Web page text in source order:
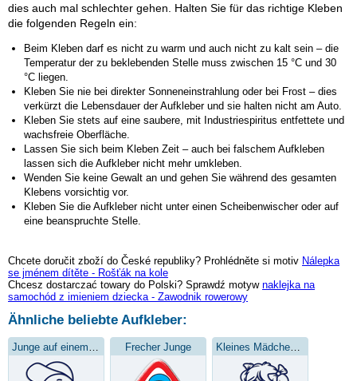
dies auch mal schlechter gehen. Halten Sie für das richtige Kleben
die folgenden Regeln ein:
Beim Kleben darf es nicht zu warm und auch nicht zu kalt sein – die
Temperatur der zu beklebenden Stelle muss zwischen 15 °C und 30
°C liegen.
Kleben Sie nie bei direkter Sonneneinstrahlung oder bei Frost – dies
verkürzt die Lebensdauer der Aufkleber und sie halten nicht am Auto.
Kleben Sie stets auf eine saubere, mit Industriespiritus entfettete und
wachsfreie Oberfläche.
Lassen Sie sich beim Kleben Zeit – auch bei falschem Aufkleben
lassen sich die Aufkleber nicht mehr umkleben.
Wenden Sie keine Gewalt an und gehen Sie während des gesamten
Klebens vorsichtig vor.
Kleben Sie die Aufkleber nicht unter einen Scheibenwischer oder auf
eine beanspruchte Stelle.
Chcete doručit zboží do České republiky? Prohlédněte si motiv Nálepka
se jménem dítěte - Rošťák na kole
Chcesz dostarczać towary do Polski? Sprawdź motyw naklejka na
samochód z imieniem dziecka - Zawodnik rowerowy
Ähnliche beliebte Aufkleber:
Frecher Junge